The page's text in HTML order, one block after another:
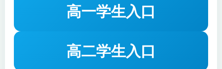
合不同层次的学习者。同时，课程还设有互动答疑环
节，学员可以随时向老师提问，获取个性化的学习建
议。
：2026雅思入门课程是一套全面、系统的雅思备
高一学生入口
高二学生入口